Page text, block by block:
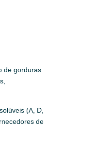
de gorduras
(A, D,
de